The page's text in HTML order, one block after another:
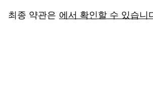
최종 약관은 에서 확인할 수 있습니